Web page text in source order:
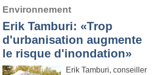
Environnement
Erik Tamburi: «Trop
d'urbanisation augmente
le risque d'inondation»
Erik Tamburi, conseiller